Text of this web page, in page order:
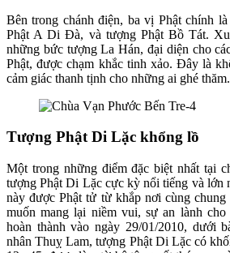
Bên trong chánh điện, ba vị Phật chính
Phật A Di Đà, và tượng Phật Bồ Tát.
những bức tượng La Hán, đại diện cho
Phật, được chạm khắc tinh xảo. Đây là
cảm giác thanh tịnh cho những ai ghé thăm.
Tượng Phật Di Lặc khổng lồ
Một trong những điểm đặc biệt nhất tại
tượng Phật Di Lặc cực kỳ nổi tiếng và lớn
này được Phật tử từ khắp nơi cùng
muốn mang lại niềm vui, sự an lành
hoàn thành vào ngày 29/01/2010, dưới
nhân Thuỵ Lam, tượng Phật Di Lặc có